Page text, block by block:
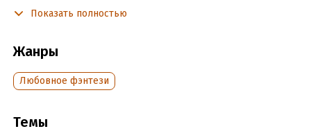
твои решения с помощью проклятия. Проклятия, которое не
Подробная информация
Объем:
Показать полностью
Жанры
Любовное фэнтези
Темы